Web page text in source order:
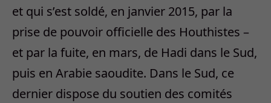
et qui s’est soldé, en janvier 2015, par la
prise de pouvoir officielle des Houthistes –
et par la fuite, en mars, de Hadi dans le Sud,
puis en Arabie saoudite. Dans le Sud, ce
dernier dispose du soutien des comités